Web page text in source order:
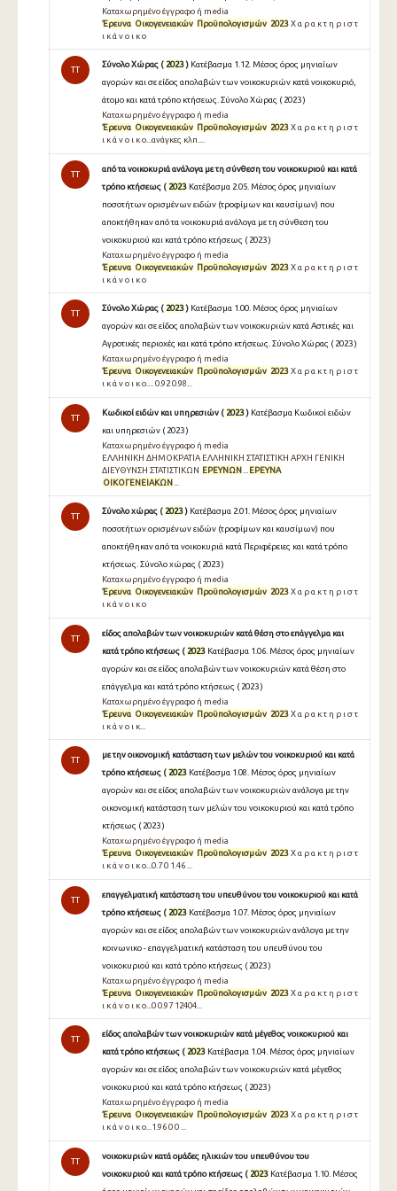
Καταχωρημένο έγγραφο ή media
Έρευνα Οικογενειακών Προϋπολογισμών 2023Χ α ρ α κ τ η ρ ι σ τ
ι κ ά ν ο ι κ ο
TT
Σύνολο Χώρας ( 2023) Κατέβασμα 1.12. Μέσος όρος μηνιαίων
αγορών και σε είδος απολαβών των νοικοκυριών κατά νοικοκυριό,
άτομο και κατά τρόπο κτήσεως. Σύνολο Χώρας ( 2023 )
Καταχωρημένο έγγραφο ή media
Έρευνα Οικογενειακών Προϋπολογισμών 2023Χ α ρ α κ τ η ρ ι σ τ
ι κ ά ν ο ι κ ο...ανάγκες κλπ....
TT
από τα νοικοκυριά ανάλογα με τη σύνθεση του νοικοκυριού και κατά
τρόπο κτήσεως ( 2023 Κατέβασμα 2.05. Μέσος όρος μηνιαίων
ποσοτήτων ορισμένων ειδών (τροφίμων και καυσίμων) που
αποκτήθηκαν από τα νοικοκυριά ανάλογα με τη σύνθεση του
νοικοκυριού και κατά τρόπο κτήσεως ( 2023 )
Καταχωρημένο έγγραφο ή media
Έρευνα Οικογενειακών Προϋπολογισμών 2023Χ α ρ α κ τ η ρ ι σ τ
ι κ ά ν ο ι κ ο
TT
Σύνολο Χώρας ( 2023) Κατέβασμα 1.00. Μέσος όρος μηνιαίων
αγορών και σε είδος απολαβών των νοικοκυριών κατά Αστικές και
Αγροτικές περιοχές και κατά τρόπο κτήσεως. Σύνολο Χώρας ( 2023 )
Καταχωρημένο έγγραφο ή media
Έρευνα Οικογενειακών Προϋπολογισμών 2023Χ α ρ α κ τ η ρ ι σ τ
ι κ ά ν ο ι κ ο.... 0.92 0.98...
TT
Κωδικοί ειδών και υπηρεσιών ( 2023) Κατέβασμα Κωδικοί ειδών
και υπηρεσιών ( 2023 )
Καταχωρημένο έγγραφο ή media
ΕΛΛΗΝΙΚΗ ΔΗΜΟΚΡΑΤΙΑ ΕΛΛΗΝΙΚΗ ΣΤΑΤΙΣΤΙΚΗ ΑΡΧΗ ΓΕΝΙΚΗ
ΔΙΕΥΘΥΝΣΗ ΣΤΑΤΙΣΤΙΚΩΝ ΕΡΕΥΝΩΝ
ΕΡΕΥΝΑ
ΟΙΚΟΓΕΝΕΙΑΚΩΝ
TT
Σύνολο χώρας ( 2023) Κατέβασμα 2.01. Μέσος όρος μηνιαίων
ποσοτήτων ορισμένων ειδών (τροφίμων και καυσίμων) που
αποκτήθηκαν από τα νοικοκυριά κατά Περιφέρειες και κατά τρόπο
κτήσεως. Σύνολο χώρας ( 2023 )
Καταχωρημένο έγγραφο ή media
Έρευνα Οικογενειακών Προϋπολογισμών 2023Χ α ρ α κ τ η ρ ι σ τ
ι κ ά ν ο ι κ ο
TT
είδος απολαβών των νοικοκυριών κατά θέση στο επάγγελμα και
κατά τρόπο κτήσεως ( 2023 Κατέβασμα 1.06. Μέσος όρος μηνιαίων
αγορών και σε είδος απολαβών των νοικοκυριών κατά θέση στο
επάγγελμα και κατά τρόπο κτήσεως ( 2023 )
Καταχωρημένο έγγραφο ή media
Έρευνα Οικογενειακών Προϋπολογισμών 2023Χ α ρ α κ τ η ρ ι σ τ
ι κ ά ν ο ι κ...
TT
με την οικονομική κατάσταση των μελών του νοικοκυριού και κατά
τρόπο κτήσεως ( 2023 Κατέβασμα 1.08. Μέσος όρος μηνιαίων
αγορών και σε είδος απολαβών των νοικοκυριών ανάλογα με την
οικονομική κατάσταση των μελών του νοικοκυριού και κατά τρόπο
κτήσεως ( 2023 )
Καταχωρημένο έγγραφο ή media
Έρευνα Οικογενειακών Προϋπολογισμών 2023Χ α ρ α κ τ η ρ ι σ τ
ι κ ά ν ο ι κ ο...0.7 0 1.46 ...
TT
επαγγελματική κατάσταση του υπευθύνου του νοικοκυριού και κατά
τρόπο κτήσεως ( 2023 Κατέβασμα 1.07. Μέσος όρος μηνιαίων
αγορών και σε είδος απολαβών των νοικοκυριών ανάλογα με την
κοινωνικο - επαγγελματική κατάσταση του υπευθύνου του
νοικοκυριού και κατά τρόπο κτήσεως ( 2023 )
Καταχωρημένο έγγραφο ή media
Έρευνα Οικογενειακών Προϋπολογισμών 2023Χ α ρ α κ τ η ρ ι σ τ
ι κ ά ν ο ι κ ο...0 0.97 12404...
TT
είδος απολαβών των νοικοκυριών κατά μέγεθος νοικοκυριού και
κατά τρόπο κτήσεως ( 2023 Κατέβασμα 1.04. Μέσος όρος μηνιαίων
αγορών και σε είδος απολαβών των νοικοκυριών κατά μέγεθος
νοικοκυριού και κατά τρόπο κτήσεως ( 2023 )
Καταχωρημένο έγγραφο ή media
Έρευνα Οικογενειακών Προϋπολογισμών 2023Χ α ρ α κ τ η ρ ι σ τ
ι κ ά ν ο ι κ ο...1.96 0 0 ...
TT
νοικοκυριών κατά ομάδες ηλικιών του υπευθύνου του
νοικοκυριού και κατά τρόπο κτήσεως ( 2023 Κατέβασμα 1.10. Μέσος